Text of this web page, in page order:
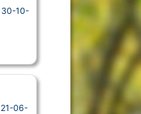
30-10-
21-06-